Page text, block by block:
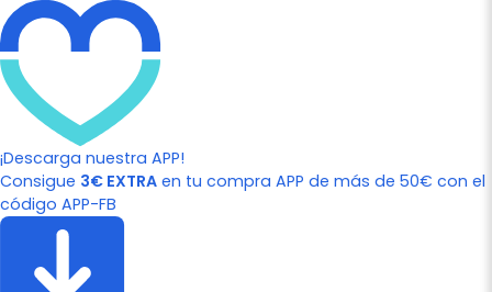
¡Descarga nuestra APP!
Consigue 3€ EXTRA en tu compra APP de más de 50€ con el
código APP-FB